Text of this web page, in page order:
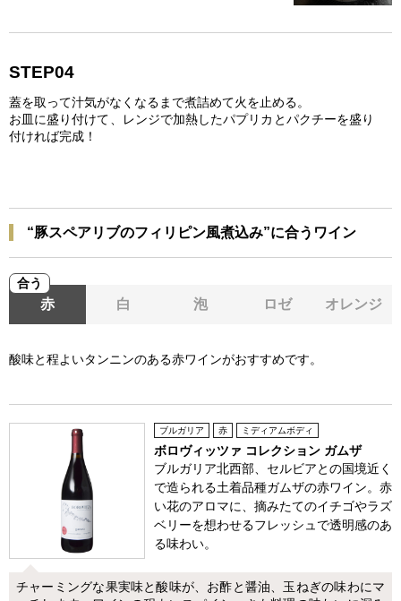
STEP04
蓋を取って汁気がなくなるまで煮詰めて火を止める。
お皿に盛り付けて、レンジで加熱したパプリカとパクチーを盛り
付ければ完成！
“豚スペアリブのフィリピン風煮込み”に合うワイン
合う
赤 白 泡 ロゼ オレンジ
酸味と程よいタンニンのある赤ワインがおすすめです。
ブルガリア 赤 ミディアムボディ
ボロヴィッツァ コレクション ガムザ
ブルガリア北西部、セルビアとの国境近く
で造られる土着品種ガムザの赤ワイン。赤
い花のアロマに、摘みたてのイチゴやラズ
ベリーを想わせるフレッシュで透明感のあ
る味わい。
チャーミングな果実味と酸味が、お酢と醤油、玉ねぎの味わにマ